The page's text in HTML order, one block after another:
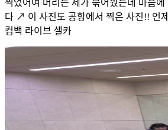
찍었어여 머리는 제가 묶어줬는데 마음에
다 ↗️ 이 사진도 공항에서 찍은 사진!! 언
컴백 라이브 셀카